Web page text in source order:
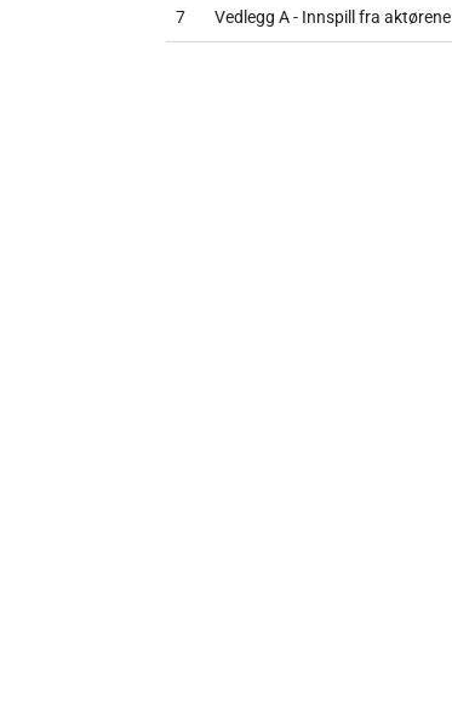
7 Vedlegg A - Innspill fra aktørene